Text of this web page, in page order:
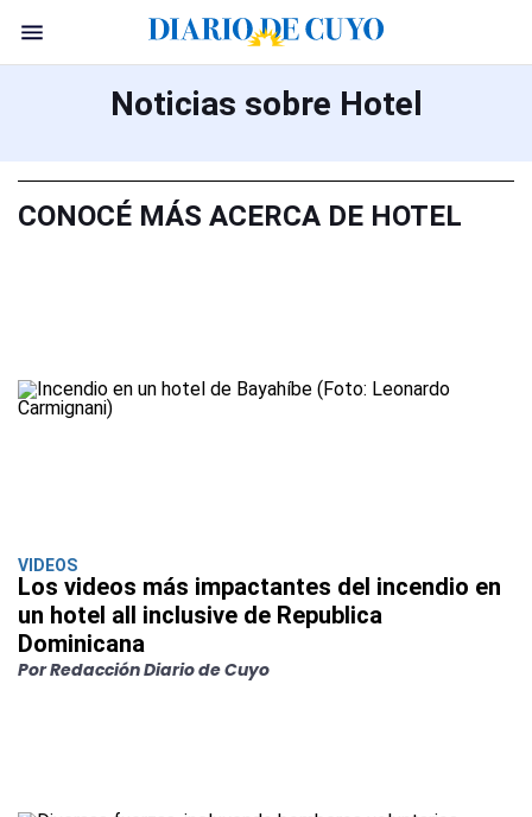
Noticias sobre Hotel
CONOCÉ MÁS ACERCA DE HOTEL
VIDEOS
Los videos más impactantes del incendio en
un hotel all inclusive de Republica
Dominicana
Por Redacción Diario de Cuyo